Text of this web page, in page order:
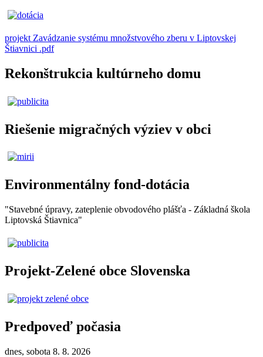
projekt Zavádzanie systému množstvového zberu v Liptovskej
Štiavnici .pdf
Rekonštrukcia kultúrneho domu
Riešenie migračných výziev v obci
Environmentálny fond-dotácia
"Stavebné úpravy, zateplenie obvodového plášťa - Základná škola
Liptovská Štiavnica"
Projekt-Zelené obce Slovenska
Predpoveď počasia
dnes, sobota 8. 8. 2026